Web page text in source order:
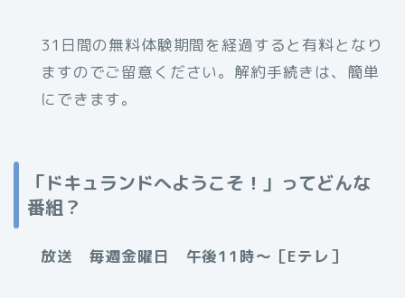
31日間の無料体験期間を経過すると有料となり
ますのでご留意ください。解約手続きは、簡単
にできます。
「ドキュランドへようこそ！」ってどんな
番組？
放送 毎週金曜日 午後11時～［Eテレ］